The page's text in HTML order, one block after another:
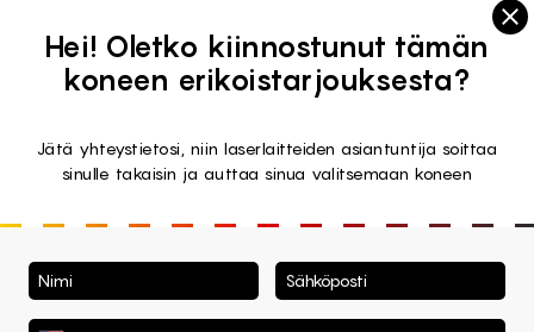
turned off for rest.
Materiaalit
Hei! Oletko kiinnostunut tämän
koneen erikoistarjouksesta?
Jätä yhteystietosi, niin laserlaitteiden asiantuntija soittaa
sinulle takaisin ja auttaa sinua valitsemaan koneen